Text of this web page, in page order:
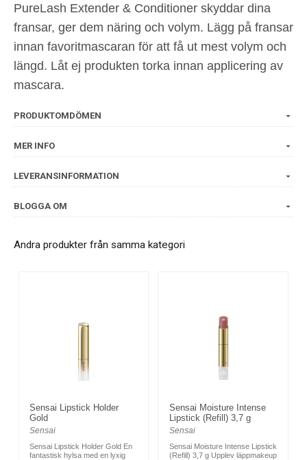
PureLash Extender & Conditioner skyddar dina
fransar, ger dem näring och volym. Lägg på fransar
innan favoritmascaran för att få ut mest volym och
längd. Låt ej produkten torka innan applicering av
mascara.
PRODUKTOMDÖMEN
MER INFO
LEVERANSINFORMATION
BLOGGA OM
Andra produkter från samma kategori
Sensai Lipstick Holder
Gold
Sensai
Sensai Lipstick Holder Gold En
fantastisk hylsa med en lyxig
Sensai Moisture Intense
Lipstick (Refill) 3,7 g
Sensai
Sensai Moisture Intense Lipstick
(Refill) 3,7 g Upplev läppmakeup